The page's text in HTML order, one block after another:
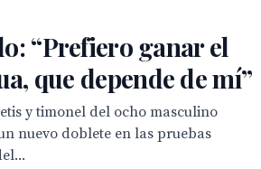
“Prefiero ganar el
que depende de mí”
y timonel del ocho masculino
nuevo doblete en las pruebas